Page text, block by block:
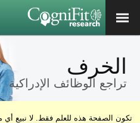
الخرف
تراجع الوظائف الإدراكية
تكون الصفحة هذه للعلم فقط. لا نبيع أي